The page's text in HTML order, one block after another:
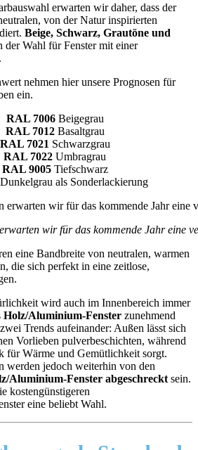
erwarten wir daher, dass der
von der Natur inspirierten
Beige, Schwarz, Grautöne und
der Wahl für Fenster mit einer
nehmen hier unsere Prognosen für
ein.
RAL 7006Beigegrau
RAL 7012Basaltgrau
RAL 7021 Schwarzgrau
RAL 7022 Umbragrau
RAL 9005Tiefschwarz
Dunkelgrau als Sonderlackierung
wir für das kommende Jahr eine
eine Bandbreite von neutralen, warmen
die sich perfekt in eine zeitlose,
wird auch im Innenbereich immer
Holz/Aluminium-Fenster zunehmend
Trends aufeinander: Außen lässt sich
Vorlieben pulverbeschichten, während
für Wärme und Gemütlichkeit sorgt.
werden jedoch weiterhin von den
Aluminium-Fenster abgeschreckt sein.
kostengünstigeren
eine beliebt Wahl.